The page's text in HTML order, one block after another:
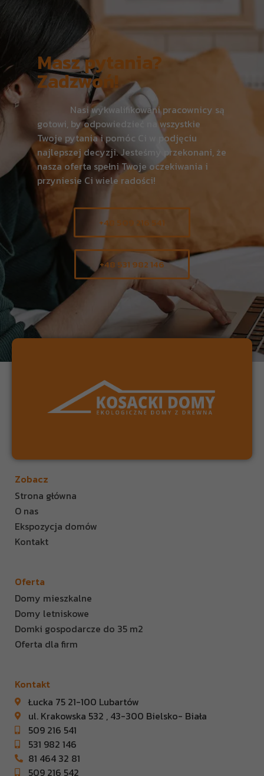
Masz pytania?
Zadzwoń!
Nasi wykwalifikowani pracownicy są
gotowi, by odpowiedzieć na wszystkie
Twoje pytania i pomóc Ci w podjęciu
najlepszej decyzji. Jesteśmy przekonani, że
nasza oferta spełni Twoje oczekiwania i
przyniesie Ci wiele radości!
+48 509 216 541
+48 531 982 146
Zobacz
Strona główna
O nas
Ekspozycja domów
Kontakt
Oferta
Domy mieszkalne
Domy letniskowe
Domki gospodarcze do 35 m2
Oferta dla firm
Kontakt
Łucka 75 21-100 Lubartów
ul. Krakowska 532 , 43-300 Bielsko- Biała
509 216 541
531 982 146
81 464 32 81
509 216 542